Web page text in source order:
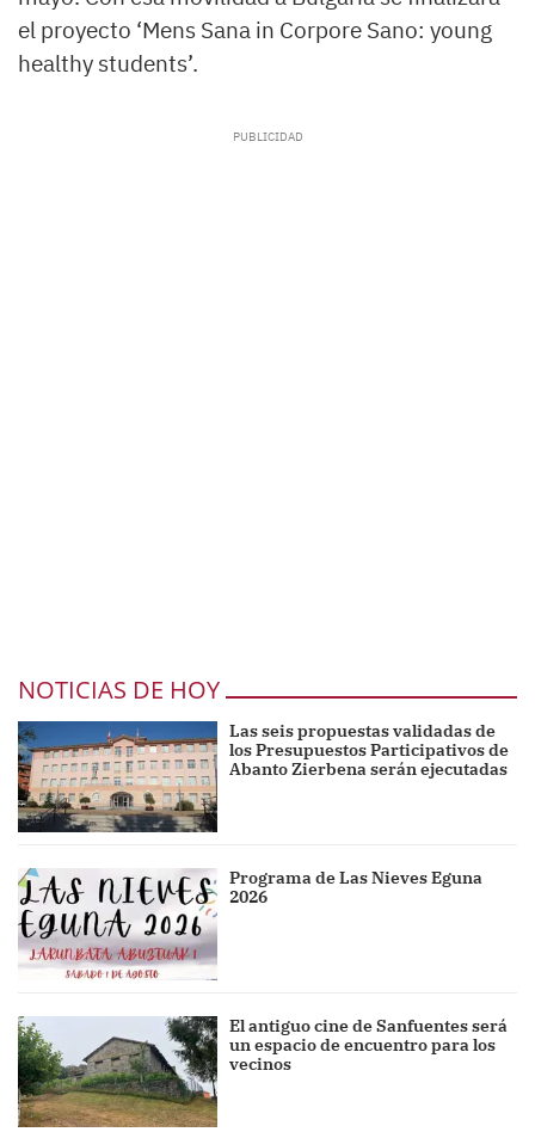
el proyecto ‘Mens Sana in Corpore Sano: young
healthy students’.
NOTICIAS DE HOY
Las seis propuestas validadas de
los Presupuestos Participativos de
Abanto Zierbena serán ejecutadas
Programa de Las Nieves Eguna
2026
El antiguo cine de Sanfuentes será
un espacio de encuentro para los
vecinos